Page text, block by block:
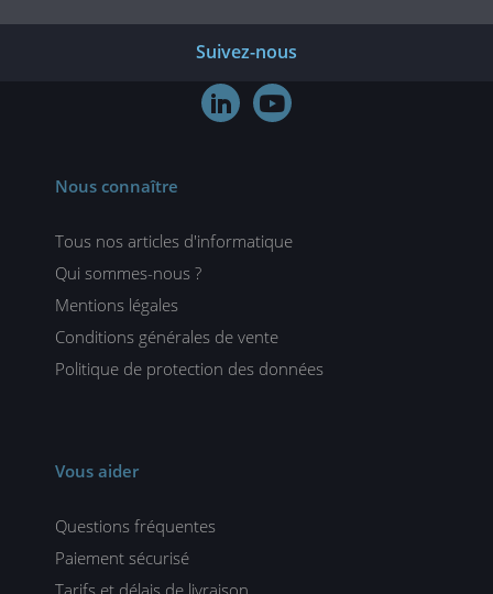
Suivez-nous
 
Nous connaître
Tous nos articles d'informatique
Qui sommes-nous ?
Mentions légales
Conditions générales de vente
Politique de protection des données
Vous aider
Questions fréquentes
Paiement sécurisé
Tarifs et délais de livraison